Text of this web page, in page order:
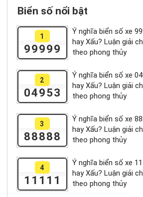
Biển số nổi bật
1
99999
Ý nghĩa biển số xe
hay Xấu? Luận giải
theo phong thủy
2
04953
Ý nghĩa biển số xe
hay Xấu? Luận giải
theo phong thủy
3
88888
Ý nghĩa biển số xe
hay Xấu? Luận giải
theo phong thủy
4
11111
Ý nghĩa biển số xe
hay Xấu? Luận giải
theo phong thủy